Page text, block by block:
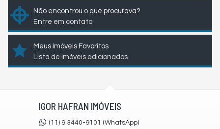
Não encontrou o que procurava?
Entre em contato
Meus imóveis Favoritos
Lista de imóveis adicionados
IGOR HAFRAN IMÓVEIS
(11) 9.3440-9101 (WhatsApp)